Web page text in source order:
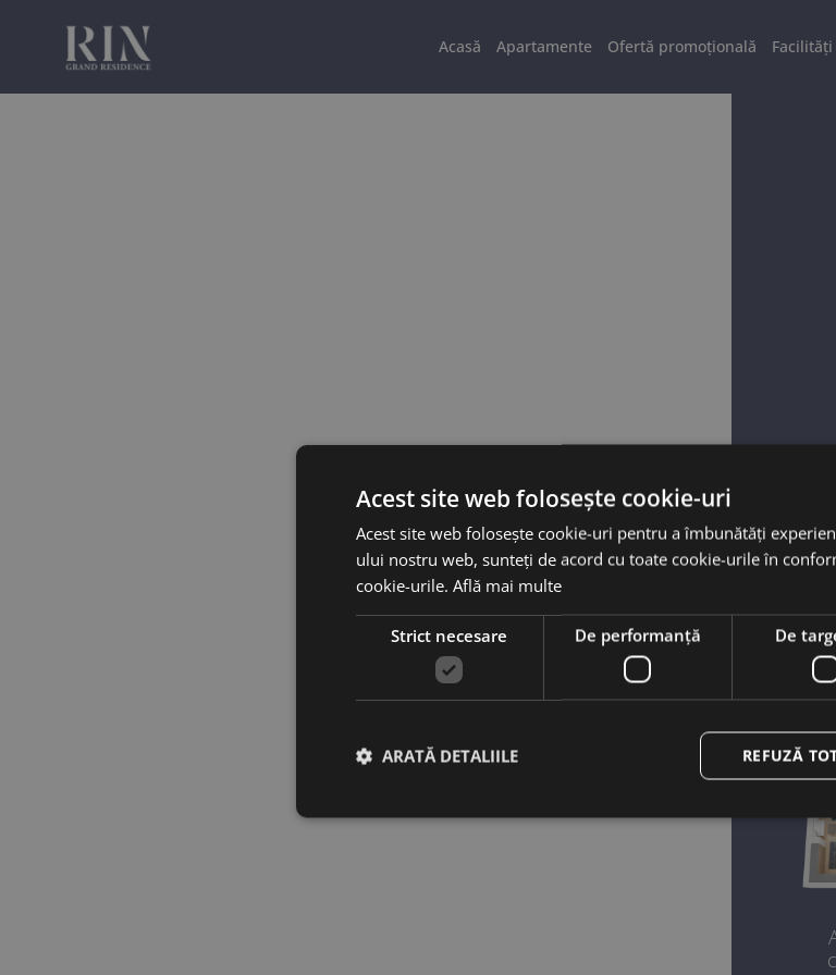
Acasă Apartamente Ofertă promoțională Facilități
eros
tellus
Acest site web folosește cookie-uri
Acest site web folosește cookie-uri pentru a îmbunătăți
ului nostru web, sunteți de acord cu toate cookie-urile în
cookie-urile. Află mai multe
Strict necesare De performanță De
REFUZĂ
ARATĂ DETALIILE